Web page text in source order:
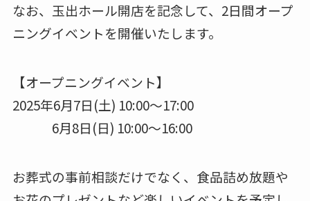
なお、玉出ホール開店を記念して、2日間オープ
ニングイベントを開催いたします。
【オープニングイベント】
2025年6月7日(土) 10:00～17:00
6月8日(日) 10:00～16:00
お葬式の事前相談だけでなく、食品詰め放題や